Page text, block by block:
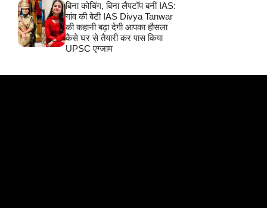
बिना कोचिंग, बिना लैपटॉप बनीं IAS:
गांव की बेटी IAS Divya Tanwar
की कहानी बढ़ा देगी आपका हौसला
कैसे घर से तैयारी कर पास किया
UPSC एग्जाम